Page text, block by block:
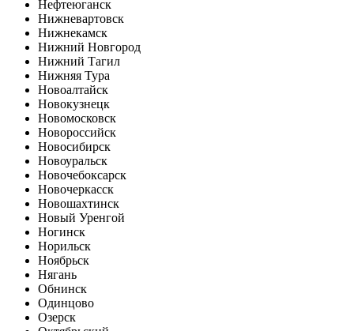
Нефтеюганск
Нижневартовск
Нижнекамск
Нижний Новгород
Нижний Тагил
Нижняя Тура
Новоалтайск
Новокузнецк
Новомосковск
Новороссийск
Новосибирск
Новоуральск
Новочебоксарск
Новочеркасск
Новошахтинск
Новый Уренгой
Ногинск
Норильск
Ноябрьск
Нягань
Обнинск
Одинцово
Озерск